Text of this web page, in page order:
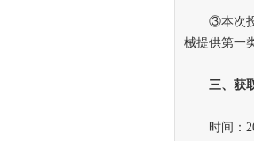
③本次投标
械提供第一
三、获取
时间：